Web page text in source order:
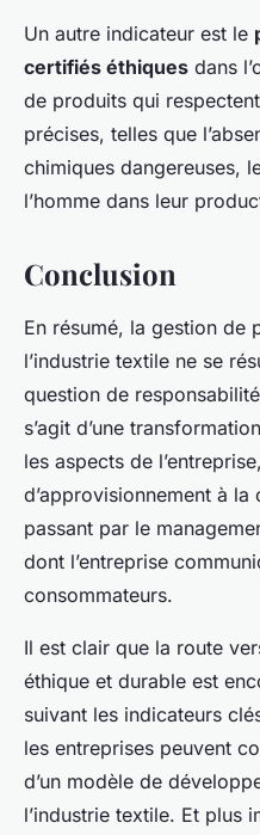
Un autre indicateur est le
certifiés éthiques dans
de produits qui
précises, telles que
chimiques dangereuses,
l’homme dans leur
Conclusion
En résumé, la gestion de
l’industrie textile ne se
question de
s’agit d’une
les aspects de
d’approvisionnement à
passant par le
dont l’entreprise
consommateurs.
Il est clair que la route
éthique et durable est
suivant les indicateurs
les entreprises peuvent
d’un modèle de
l’industrie textile. Et plus